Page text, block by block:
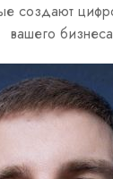
создают
вашего бизнеса